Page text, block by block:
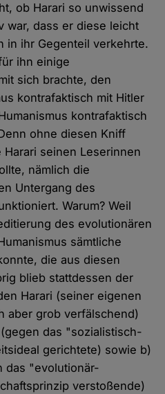
ob Harari so unwissend
war, dass er diese leicht
in ihr Gegenteil verkehrte.
ihn einige
sich brachte, den
kontrafaktisch mit Hitler
kontrafaktisch
ohne diesen Kniff
seinen Leserinnen
nämlich die
Untergang des
Warum? Weil
des evolutionären
sämtliche
die aus diesen
blieb stattdessen der
Harari (seiner eigenen
aber grob verfälschend)
das "sozialistisch-
gerichtete) sowie b)
das "evolutionär-
verstoßende)